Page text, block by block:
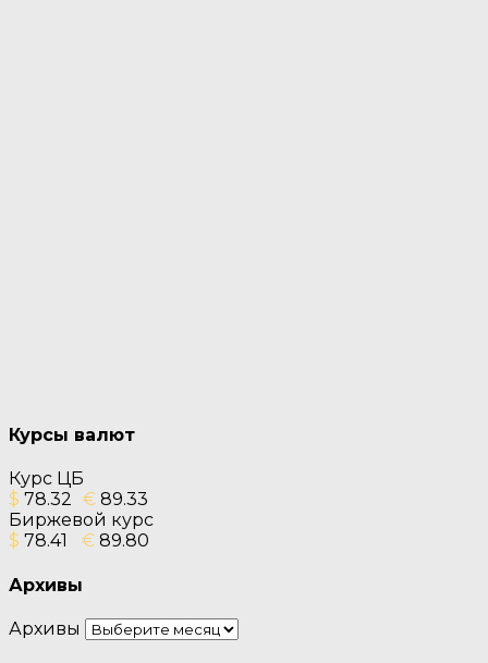
Курсы валют
Курс ЦБ
$ 78.32 € 89.33
Биржевой курс
$ 78.41 € 89.80
Архивы
Архивы